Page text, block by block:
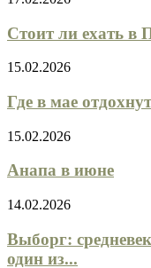
Стоит ли ехать в
15.02.2026
Где в мае
15.02.2026
Анапа в июне
14.02.2026
Выборг:
один из...